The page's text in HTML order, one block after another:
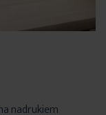
nadrukiem